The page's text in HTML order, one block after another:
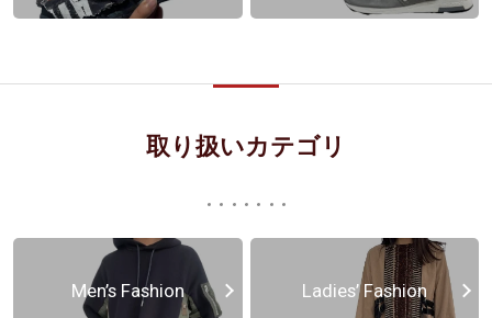
取り扱いカテゴリ
Men’s Fashion Ladies’ Fashion